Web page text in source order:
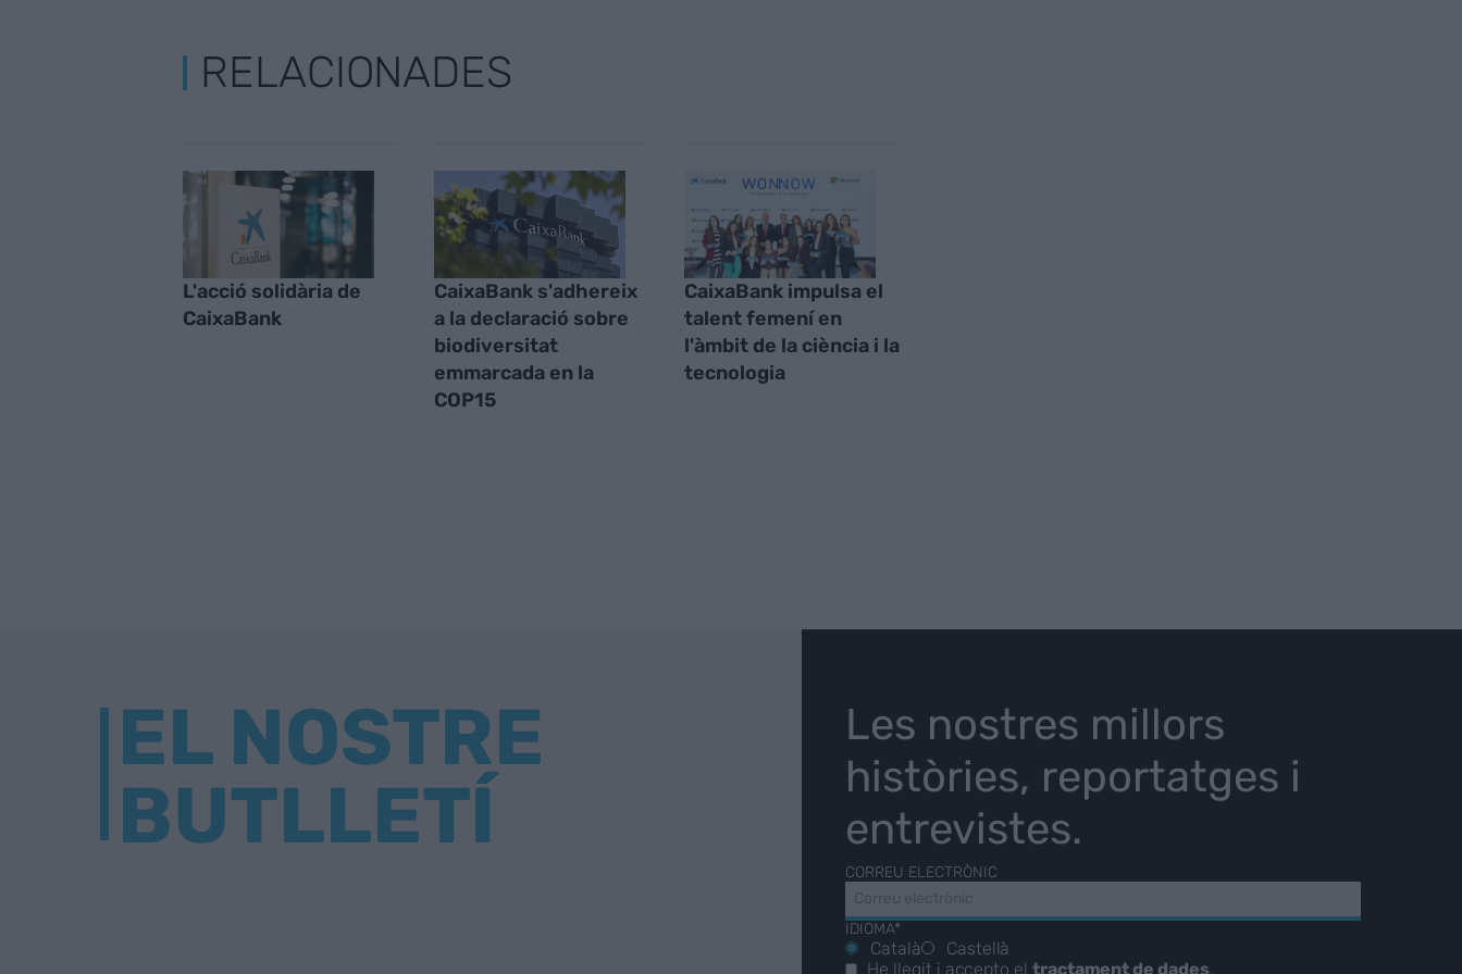
RELACIONADES
L'acció solidària de
CaixaBank
CaixaBank s'adhereix
a la declaració sobre
biodiversitat
emmarcada en la
COP15
CaixaBank impulsa el
talent femení en
l'àmbit de la ciència i la
tecnologia
EL NOSTRE
BUTLLETÍ
Les nostres millors
històries, reportatges i
entrevistes.
CORREU ELECTRÒNIC
IDIOMA*
Català
Castellà
He llegit i accepto el tractament de dades